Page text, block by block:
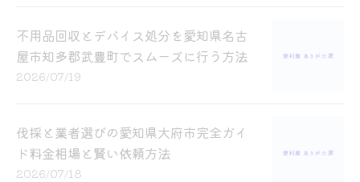
不用品回収とデバイス処分を愛知県名古
屋市知多郡武豊町でスムーズに行う方法
2026/07/19
伐採と業者選びの愛知県大府市完全ガイ
ド料金相場と賢い依頼方法
2026/07/18